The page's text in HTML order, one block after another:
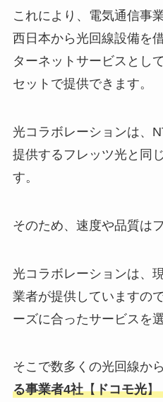
これにより、電気通信事
西日本から光回線設備を
ターネットサービスとし
セットで提供できます。
光コラボレーションは、
提供するフレッツ光と同
す。
そのため、速度や品質は
光コラボレーションは、
業者が提供していますの
ーズに合ったサービスを
そこで数多くの光回線から
る事業者4社【ドコモ光】